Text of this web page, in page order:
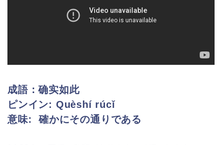
成語：确实如此
ピンイン: Quèshí rúcǐ
意味: 確かにその通りである